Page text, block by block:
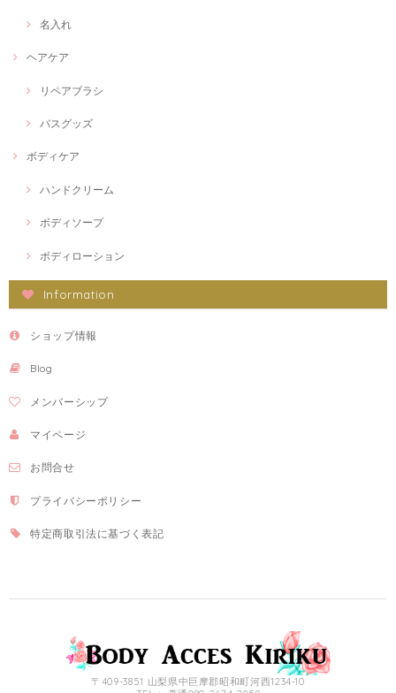
名入れ
ヘアケア
リペアブラシ
バスグッズ
ボディケア
ハンドクリーム
ボディソープ
ボディローション
Information
ショップ情報
Blog
メンバーシップ
マイページ
お問合せ
プライバシーポリシー
特定商取引法に基づく表記
〒409-3851 山梨県中巨摩郡昭和町河西1234-10